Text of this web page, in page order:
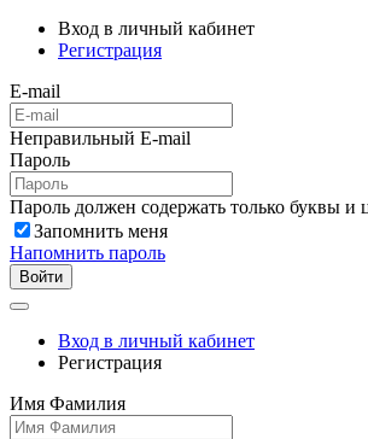
Вход в личный кабинет
Регистрация
E-mail
Неправильный E-mail
Пароль
Пароль должен содержать только буквы и
Запомнить меня
Напомнить пароль
Войти
Вход в личный кабинет
Регистрация
Имя Фамилия